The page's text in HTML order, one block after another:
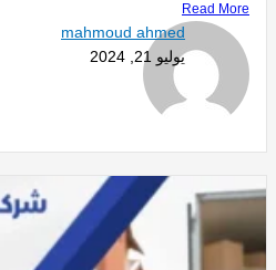
Read More
mahmoud ahmed
يوليو 21, 2024